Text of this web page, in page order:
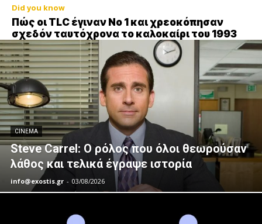
Did you know
Πώς οι TLC έγιναν Νο 1 και χρεοκόπησαν
σχεδόν ταυτόχρονα το καλοκαίρι του 1993
CINEMA
Steve Carrel: Ο ρόλος που όλοι θεωρούσαν
λάθος και τελικά έγραψε ιστορία
info@exostis.gr - 03/08/2026